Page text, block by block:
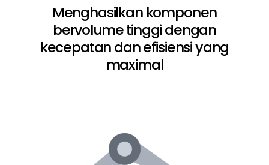
Menghasilkan komponen
bervolume tinggi dengan
kecepatan dan efisiensi yang
maximal